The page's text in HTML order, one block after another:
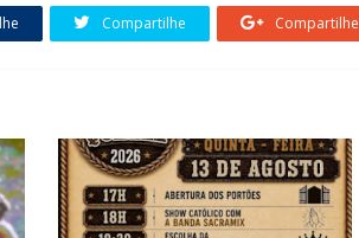
Compartilhe Compartilhe